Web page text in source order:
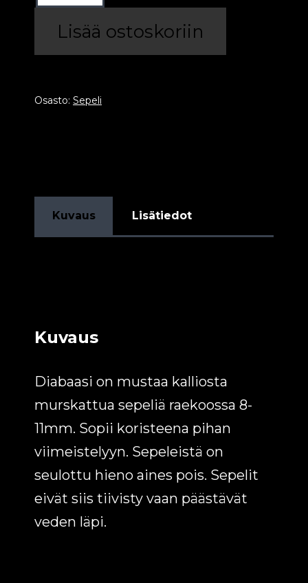
11mm
määrä
Lisää ostoskoriin
Osasto: Sepeli
Kuvaus Lisätiedot
Kuvaus
Diabaasi on mustaa kalliosta
murskattua sepeliä raekoossa 8-
11mm. Sopii koristeena pihan
viimeistelyyn. Sepeleistä on
seulottu hieno aines pois. Sepelit
eivät siis tiivisty vaan päästävät
veden läpi.